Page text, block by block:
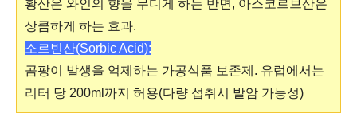
황산은 와인의 향을 무디게 하는 반면, 아스코르브산은
상큼하게 하는 효과.
소르빈산(Sorbic Acid):
곰팡이 발생을 억제하는 가공식품 보존제. 유럽에서는
리터 당 200ml까지 허용(다량 섭취시 발암 가능성)